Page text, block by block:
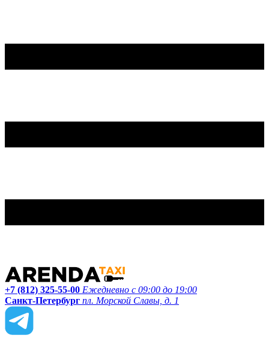
+7 (812) 325-55-00 Ежедневно с 09:00 до 19:00
Санкт-Петербург пл. Морской Славы, д. 1